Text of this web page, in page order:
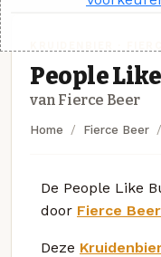
People
van Fierce Beer
Home Fierce Beer
De People Like
door Fierce Beer
Deze